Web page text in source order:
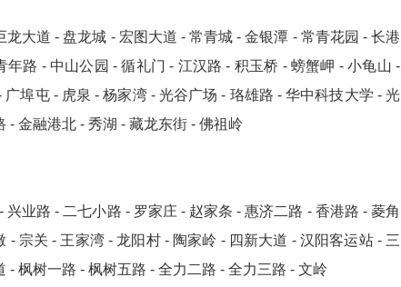
大道 - 盘龙城 - 宏图大道 - 常青城 - 金银潭 - 常青花园 - 长港
年路 - 中山公园 - 循礼门 - 江汉路 - 积玉桥 - 螃蟹岬 - 小龟山 -
埠屯 - 虎泉 - 杨家湾 - 光谷广场 - 珞雄路 - 华中科技大学 - 光
- 金融港北 - 秀湖 - 藏龙东街 - 佛祖岭
业路 - 二七小路 - 罗家庄 - 赵家条 - 惠济二路 - 香港路 - 菱角
- 宗关 - 王家湾 - 龙阳村 - 陶家岭 - 四新大道 - 汉阳客运站 - 三
- 枫树一路 - 枫树五路 - 全力二路 - 全力三路 - 文岭